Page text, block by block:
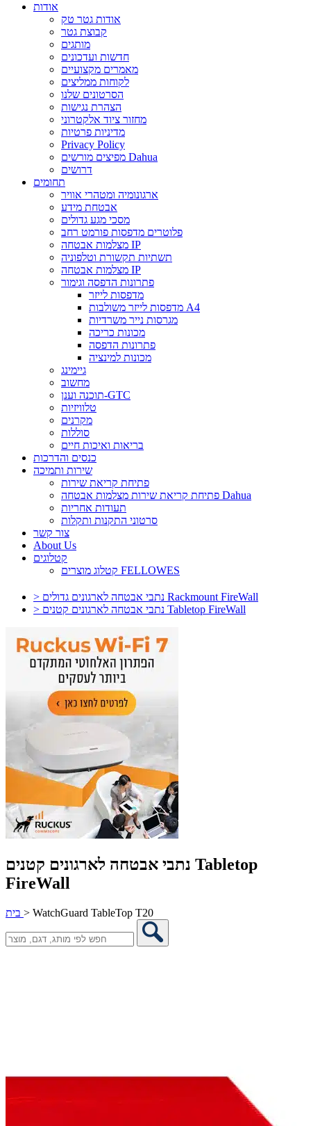
אודות
אודות גטר טק
קבוצת גטר
מותגים
חדשות ועדכונים
מאמרים מקצועיים
לקוחות ממליצים
הסרטונים שלנו
הצהרת נגישות
מחזור ציוד אלקטרוני
מדיניות פרטיות
Privacy Policy
מפיצים מורשים Dahua
דרושים
תחומים
ארגונומיה ומטהרי אוויר
אבטחת מידע
מסכי מגע גדולים
פלוטרים מדפסות פורמט רחב
מצלמות אבטחה IP
תשתיות תקשורת וטלפוניה
מצלמות אבטחה IP
פתרונות הדפסה וגימור
מדפסות לייזר
מדפסות לייזר משולבות A4
מגרסות נייר משרדיות
מכונות כריכה
פתרונות הדפסה
מכונות למינציה
גיימינג
מחשוב
תוכנה וענן-GTC
טלוויזיות
מקרנים
סוללות
בריאות ואיכות חיים
כנסים והדרכות
שירות ותמיכה
פתיחת קריאת שירות
פתיחת קריאת שירות מצלמות אבטחה Dahua
תעודות אחריות
סרטוני התקנות ותקלות
צור קשר
About Us
קטלוגים
קטלוג מוצרים FELLOWES
> נתבי אבטחה לארגונים גדולים Rackmount FireWall
> נתבי אבטחה לארגונים קטנים Tabletop FireWall
נתבי אבטחה לארגונים קטנים Tabletop
FireWall
> WatchGuard TableTop T20